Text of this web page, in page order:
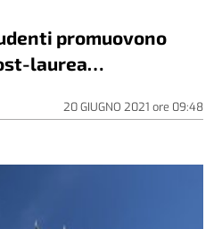
promuovono
laurea…
20 GIUGNO 2021 ore 09:48